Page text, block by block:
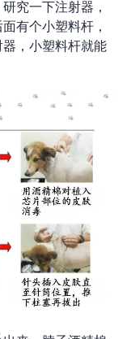
究一下注射器，
有个小塑料杆，
，小塑料杆就能